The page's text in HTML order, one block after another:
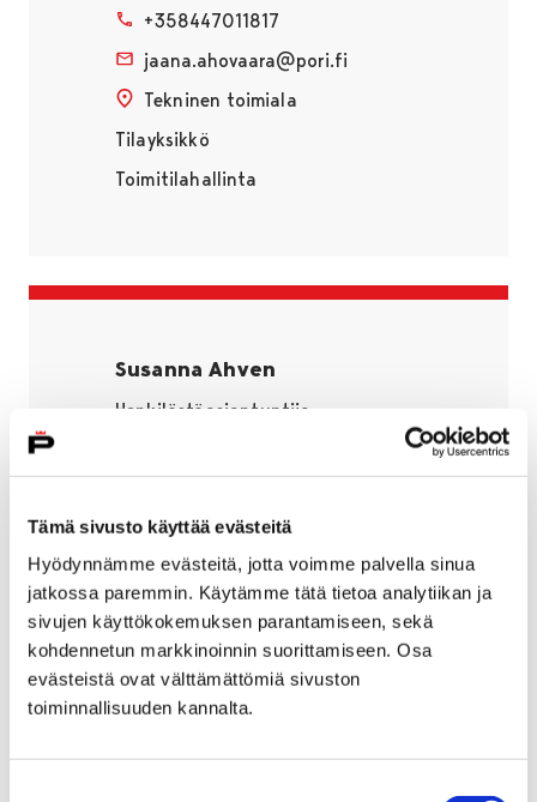
Tämä sivusto käyttää evästeitä
Hyödynnämme evästeitä, jotta voimme palvella sinua
jatkossa paremmin. Käytämme tätä tietoa analytiikan ja
sivujen käyttökokemuksen parantamiseen, sekä
kohdennetun markkinoinnin suorittamiseen. Osa
evästeistä ovat välttämättömiä sivuston
toiminnallisuuden kannalta.
+358447011817
jaana.ahovaara@pori.fi
Tekninen toimiala
Tilayksikkö
Toimitilahallinta
Susanna Ahven
Henkilöstöasiantuntija
Konsernipalvelut
HR-yksikkö
HR-yksikkö